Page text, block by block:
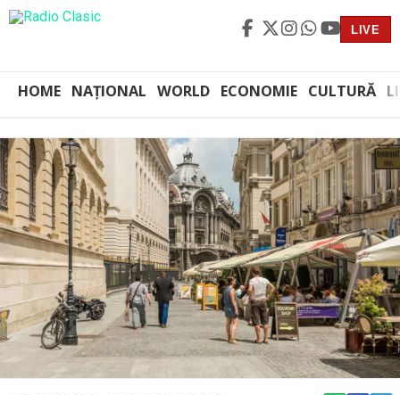
LIVE
HOME NAȚIONAL WORLD ECONOMIE CULTURĂ